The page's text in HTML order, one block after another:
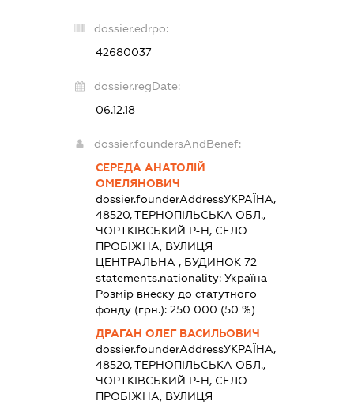
dossier.edrpo:
42680037
dossier.regDate:
06.12.18
dossier.foundersAndBenef:
СЕРЕДА АНАТОЛІЙ
ОМЕЛЯНОВИЧ
dossier.founderAddressУКРАЇНА,
48520, ТЕРНОПІЛЬСЬКА ОБЛ.,
ЧОРТКІВСЬКИЙ Р-Н, СЕЛО
ПРОБІЖНА, ВУЛИЦЯ
ЦЕНТРАЛЬНА , БУДИНОК 72
statements.nationality: Україна
Розмір внеску до статутного
фонду (грн.): 250 000 (50 %)
ДРАГАН ОЛЕГ ВАСИЛЬОВИЧ
dossier.founderAddressУКРАЇНА,
48520, ТЕРНОПІЛЬСЬКА ОБЛ.,
ЧОРТКІВСЬКИЙ Р-Н, СЕЛО
ПРОБІЖНА, ВУЛИЦЯ